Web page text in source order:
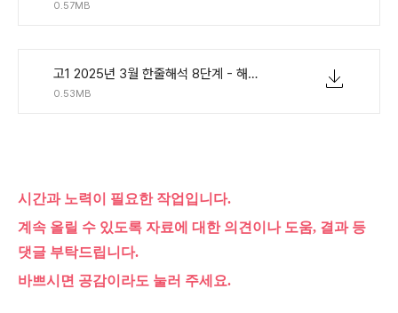
0.57MB
고1 2025년 3월 한줄해석 8단계 - 해석없이 빈칸.pdf
0.53MB
시간과 노력이 필요한 작업입니다.
계속 올릴 수 있도록 자료에 대한 의견이나 도움, 결과 등
댓글 부탁드립니다.
바쁘시면 공감이라도 눌러 주세요.